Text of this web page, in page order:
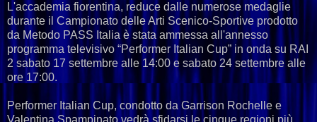
L'accademia fiorentina, reduce dalle numerose medaglie
durante il Campionato delle Arti Scenico-Sportive prodotto
da Metodo PASS Italia è stata ammessa all'annesso
programma televisivo “Performer Italian Cup” in onda su RAI
2 sabato 17 settembre alle 14:00 e sabato 24 settembre alle
ore 17:00.
Performer Italian Cup, condotto da Garrison Rochelle e
Valentina Spampinato vedrà sfidarsi le cinque regioni più